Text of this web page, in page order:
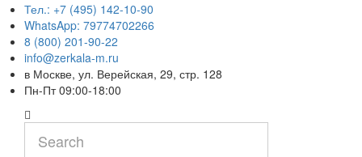
Тел.: +7 (495) 142-10-90
WhatsApp: 79774702266
8 (800) 201-90-22
info@zerkala-m.ru
в Москве, ул. Верейская, 29, стр. 128
Пн-Пт 09:00-18:00